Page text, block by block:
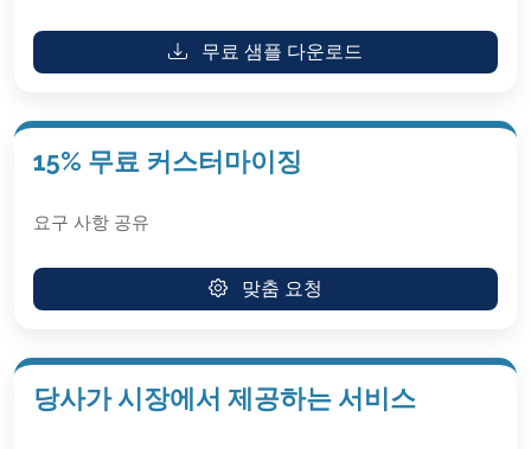
무료 샘플 다운로드
15% 무료 커스터마이징
요구 사항 공유
맞춤 요청
당사가 시장에서 제공하는 서비스